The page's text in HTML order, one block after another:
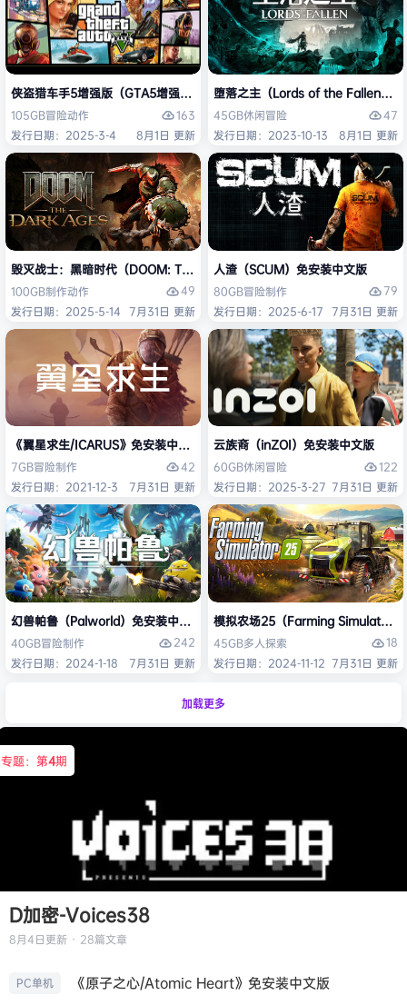
侠盗猎车手5增强版（GTA5增强版（Grand Theft Auto V Enhanced）免
105GB冒险动作
163
发行日期：2025-3-4
8月1日 更新
堕落之主（Lords of the Fallen）免
45GB休闲冒险
47
发行日期：2023-10-13
8月1日 更新
毁灭战士：黑暗时代（DOOM: The Dark Ages）免安装中文版
100GB制作动作
49
发行日期：2025-5-14 7月31日 更新
人渣（SCUM）免安装中文版
80GB冒险制作
79
发行日期：2025-6-17 7月31日 更新
《翼星求生/ICARUS》免安装中文版
7GB冒险制作
42
发行日期：2021-12-3
7月31日 更新
云族裔（inZOI）免安装中文版
60GB休闲冒险
122
发行日期：2025-3-27 7月31日 更新
幻兽帕鲁（Palworld）免安装中文版
40GB冒险制作
242
发行日期：2024-1-18
7月31日 更新
模拟农场25（Farming Simulator
45GB多人探索
18
发行日期：2024-11-12 7月31日 更新
加载更多
专题：第4期
D加密-Voices38
8月4日更新 · 28篇文章
PC单机 《原子之心/Atomic Heart》免安装中文版